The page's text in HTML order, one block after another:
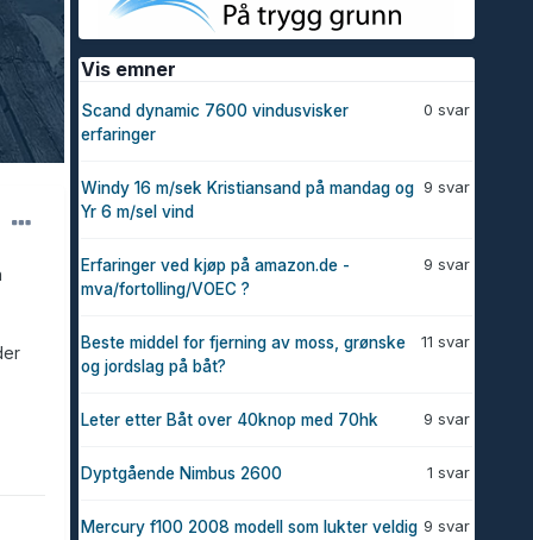
Vis emner
0 svar
Scand dynamic 7600 vindusvisker
erfaringer
9 svar
Windy 16 m/sek Kristiansand på mandag og
Yr 6 m/sel vind
9 svar
Erfaringer ved kjøp på amazon.de -
mva/fortolling/VOEC ?
11 svar
Beste middel for fjerning av moss, grønske
og jordslag på båt?
9 svar
Leter etter Båt over 40knop med 70hk
1 svar
Dyptgående Nimbus 2600
9 svar
Mercury f100 2008 modell som lukter veldig